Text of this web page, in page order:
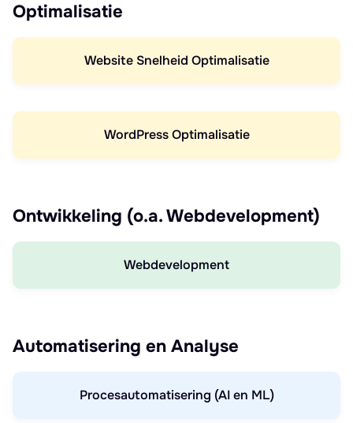
Optimalisatie
Website Snelheid Optimalisatie
WordPress Optimalisatie
Ontwikkeling (o.a. Webdevelopment)
Webdevelopment
Automatisering en Analyse
Procesautomatisering (AI en ML)